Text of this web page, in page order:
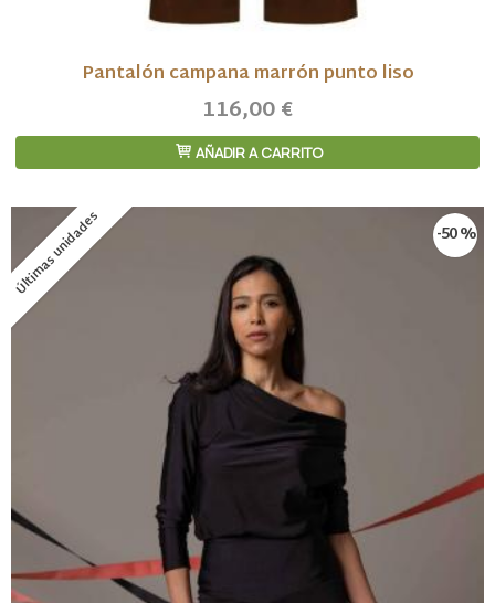
Pantalón campana marrón punto liso
116,00 €
AÑADIR A CARRITO
Últimas unidades -50 %